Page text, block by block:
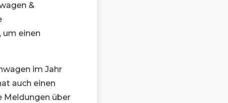
&
um einen
im Jahr
auch einen
Meldungen über